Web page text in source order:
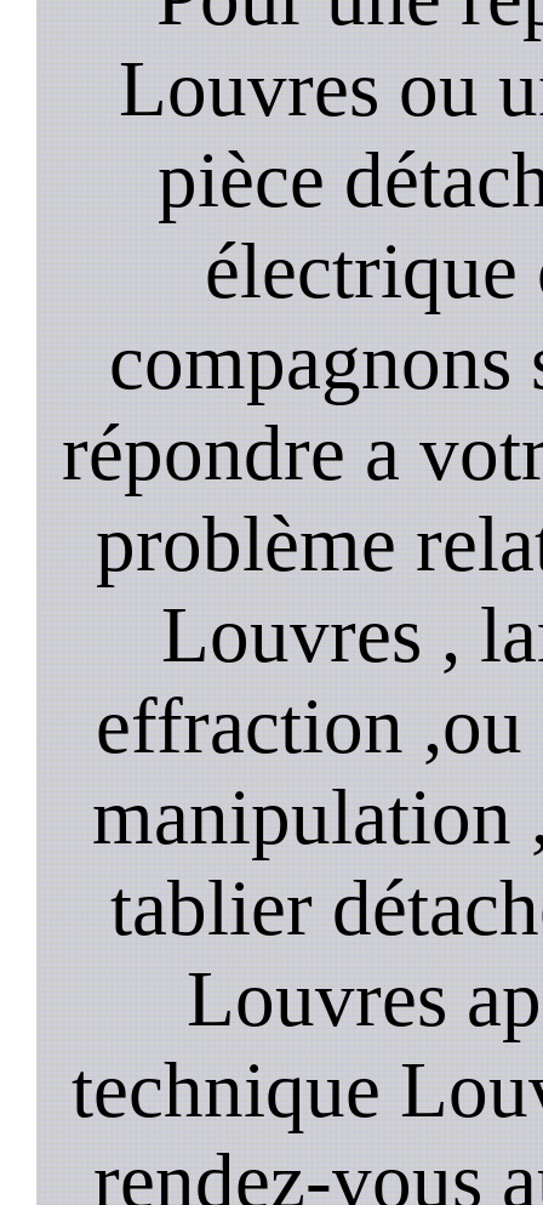
Louvres ou
pièce
électrique
compagnons
répondre a
problème
Louvres ,
effraction ,ou
manipulation
tablier
Louvres
technique
rendez-vous